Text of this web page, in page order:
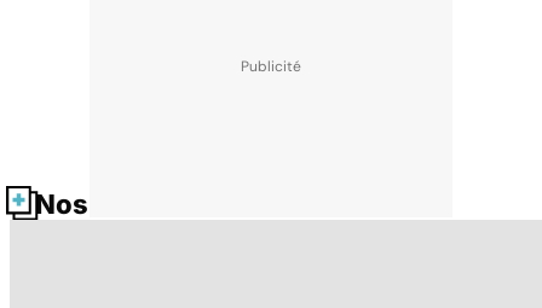
Nos fiches santé